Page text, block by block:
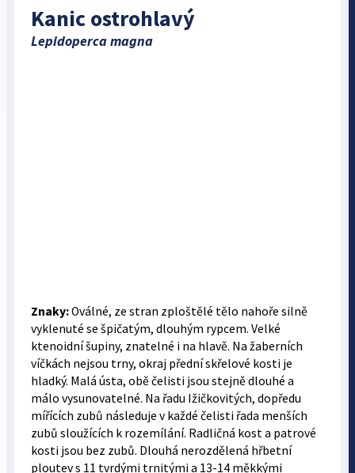
Kanic ostrohlavý
Lepidoperca magna
Znaky:Oválné, ze stran zploštělé tělo nahoře silně
vyklenuté se špičatým, dlouhým rypcem. Velké
ktenoidní šupiny, znatelné i na hlavě. Na žaberních
víčkách nejsou trny, okraj přední skřelové kosti je
hladký. Malá ústa, obě čelisti jsou stejně dlouhé a
málo vysunovatelné. Na řadu Ižičkovitých, dopředu
mířících zubů následuje v každé čelisti řada menších
zubů sloužících k rozemílání. Radličná kost a patrové
kosti jsou bez zubů. Dlouhá nerozdělená hřbetní
ploutev s 11 tvrdými trnitými a 13-14 měkkými